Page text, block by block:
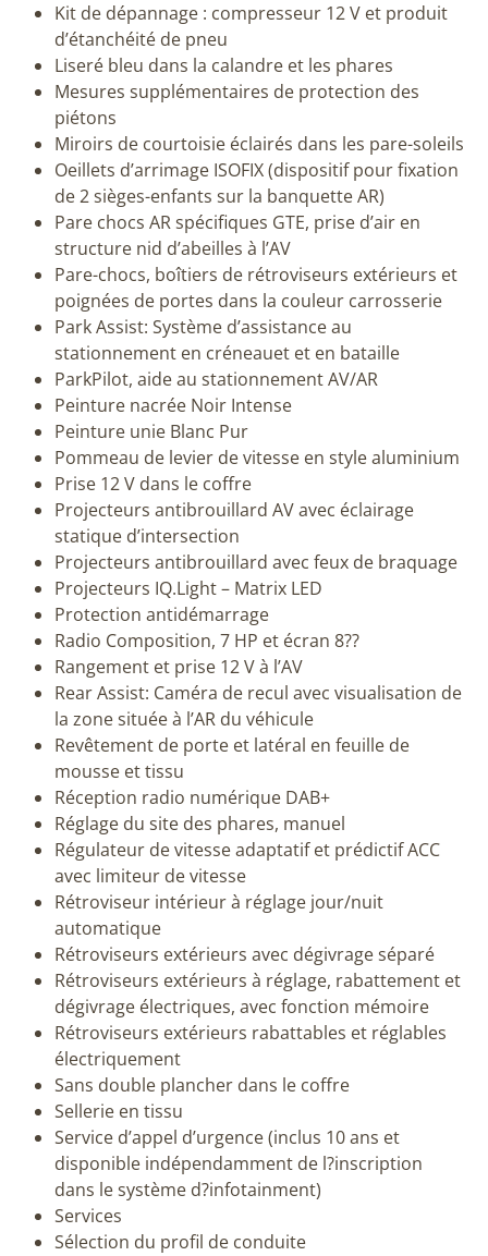
Kit de dépannage : compresseur 12 V et produit
d’étanchéité de pneu
Liseré bleu dans la calandre et les phares
Mesures supplémentaires de protection des
piétons
Miroirs de courtoisie éclairés dans les pare-soleils
Oeillets d’arrimage ISOFIX (dispositif pour fixation
de 2 sièges-enfants sur la banquette AR)
Pare chocs AR spécifiques GTE, prise d’air en
structure nid d’abeilles à l’AV
Pare-chocs, boîtiers de rétroviseurs extérieurs et
poignées de portes dans la couleur carrosserie
Park Assist: Système d’assistance au
stationnement en créneauet et en bataille
ParkPilot, aide au stationnement AV/AR
Peinture nacrée Noir Intense
Peinture unie Blanc Pur
Pommeau de levier de vitesse en style aluminium
Prise 12 V dans le coffre
Projecteurs antibrouillard AV avec éclairage
statique d’intersection
Projecteurs antibrouillard avec feux de braquage
Projecteurs IQ.Light – Matrix LED
Protection antidémarrage
Radio Composition, 7 HP et écran 8??
Rangement et prise 12 V à l’AV
Rear Assist: Caméra de recul avec visualisation de
la zone située à l’AR du véhicule
Revêtement de porte et latéral en feuille de
mousse et tissu
Réception radio numérique DAB+
Réglage du site des phares, manuel
Régulateur de vitesse adaptatif et prédictif ACC
avec limiteur de vitesse
Rétroviseur intérieur à réglage jour/nuit
automatique
Rétroviseurs extérieurs avec dégivrage séparé
Rétroviseurs extérieurs à réglage, rabattement et
dégivrage électriques, avec fonction mémoire
Rétroviseurs extérieurs rabattables et réglables
électriquement
Sans double plancher dans le coffre
Sellerie en tissu
Service d’appel d’urgence (inclus 10 ans et
disponible indépendamment de l?inscription
dans le système d?infotainment)
Services
Sélection du profil de conduite